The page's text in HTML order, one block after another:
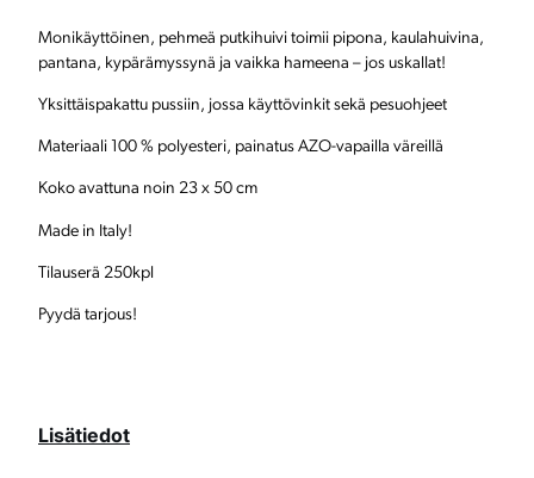
i
m
Monikäyttöinen, pehmeä putkihuivi toimii pipona, kaulahuivina,
pantana, kypärämyssynä ja vaikka hameena – jos uskallat!
Yksittäispakattu pussiin, jossa käyttövinkit sekä pesuohjeet
Materiaali 100 % polyesteri, painatus AZO-vapailla väreillä
Koko avattuna noin 23 x 50 cm
Made in Italy!
Tilauserä 250kpl
Pyydä tarjous!
Lisätiedot